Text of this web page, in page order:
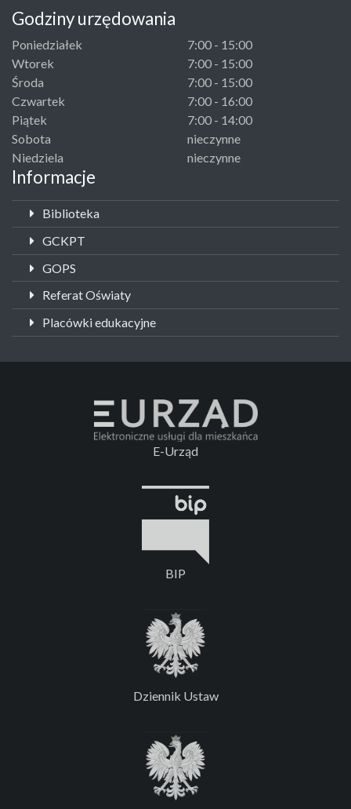
Godziny urzędowania
Poniedziałek
7:00 - 15:00
Wtorek
7:00 - 15:00
Środa
7:00 - 15:00
Czwartek
7:00 - 16:00
Piątek
7:00 - 14:00
Sobota
nieczynne
Niedziela
nieczynne
Informacje
Biblioteka
GCKPT
GOPS
Referat Oświaty
Placówki edukacyjne
E-Urząd
BIP
Dziennik Ustaw